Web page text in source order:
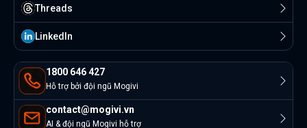
1800 646 427
Hỗ trợ bởi đội ngũ Mogivi
contact@mogivi.vn
AI & đội ngũ Mogivi hỗ trợ
Threads
Linkedln